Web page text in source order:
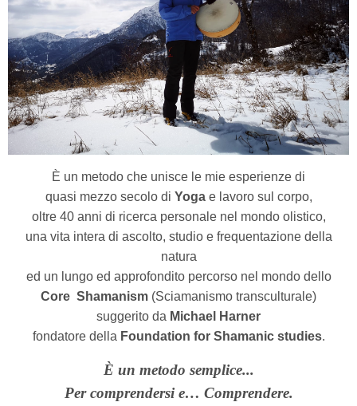
È un metodo che unisce le mie esperienze di
quasi mezzo secolo di Yogae lavoro sul corpo,
oltre 40 anni di ricerca personale nel mondo olistico,
una vita intera di ascolto, studio e frequentazione della
natura
ed un lungo ed approfondito percorso nel mondo dello
Core Shamanism (Sciamanismo transculturale)
suggerito da Michael Harner
fondatore della Foundation for Shamanic studies.
È un metodo semplice...
Per comprendersi e… Comprendere.